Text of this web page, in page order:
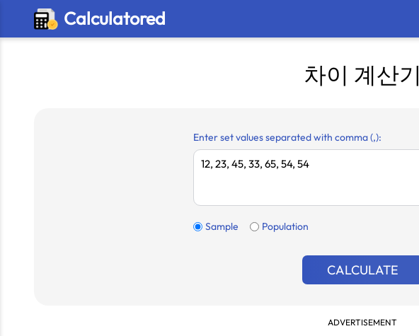
Calculatored
차이 계산기
Enter set values separated with comma (,):
Sample Population
CALCULATE
ADVERTISEMENT